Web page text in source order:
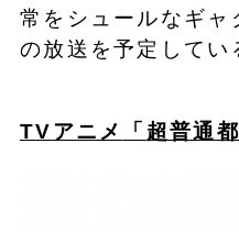
常をシュールなギ
の放送を予定してい
TVアニメ 「 超普通